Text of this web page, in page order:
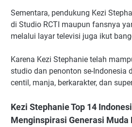
Sementara, pendukung Kezi
di Studio RCTI maupun fansnya
melalui layar televisi juga ikut
Karena Kezi Stephanie telah
studio dan penonton se-Indonesia
centil, manja, berkarakter, dan
Kezi Stephanie Top 14
Menginspirasi Generasi Muda